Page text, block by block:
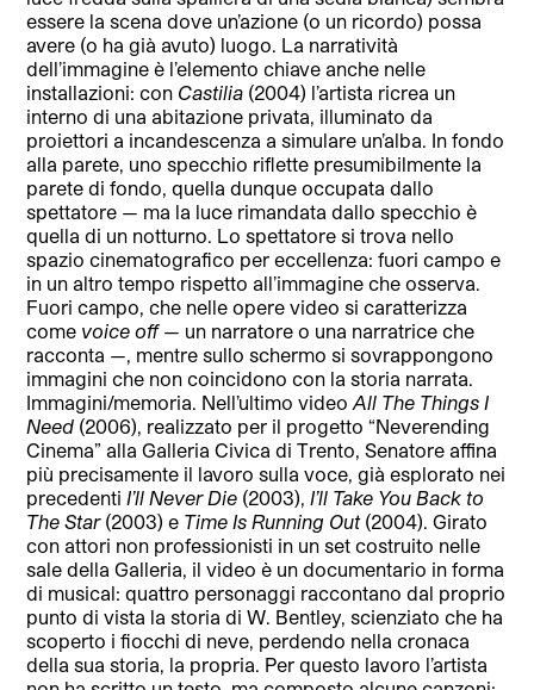
essere la scena dove un’azione (o un ricordo) possa
avere (o ha già avuto) luogo. La narratività
dell’immagine è l’elemento chiave anche nelle
installazioni: con Castilia (2004) l’artista ricrea un
interno di una abitazione privata, illuminato da
proiettori a incandescenza a simulare un’alba. In fondo
alla parete, uno specchio riflette presumibilmente la
parete di fondo, quella dunque occupata dallo
spettatore — ma la luce rimandata dallo specchio è
quella di un notturno. Lo spettatore si trova nello
spazio cinematografico per eccellenza: fuori campo e
in un altro tempo rispetto all’immagine che osserva.
Fuori campo, che nelle opere video si caratterizza
come voice off — un narratore o una narratrice che
racconta —, mentre sullo schermo si sovrappongono
immagini che non coincidono con la storia narrata.
Immagini/memoria. Nell’ultimo videoAll The Things I
Need (2006) , realizzato per il progetto “Neverending
Cinema” alla Galleria Civica di Trento, Senatore affina
più precisamente il lavoro sulla voce, già esplorato nei
precedenti I’ll Never Die (2003), I’ll Take You Back to
The Star (2003) e Time Is Running Out(2004). Girato
con attori non professionisti in un set costruito nelle
sale della Galleria, il video è un documentario in forma
di musical: quattro personaggi raccontano dal proprio
punto di vista la storia di W. Bentley, scienziato che ha
scoperto i fiocchi di neve, perdendo nella cronaca
della sua storia, la propria. Per questo lavoro l’artista